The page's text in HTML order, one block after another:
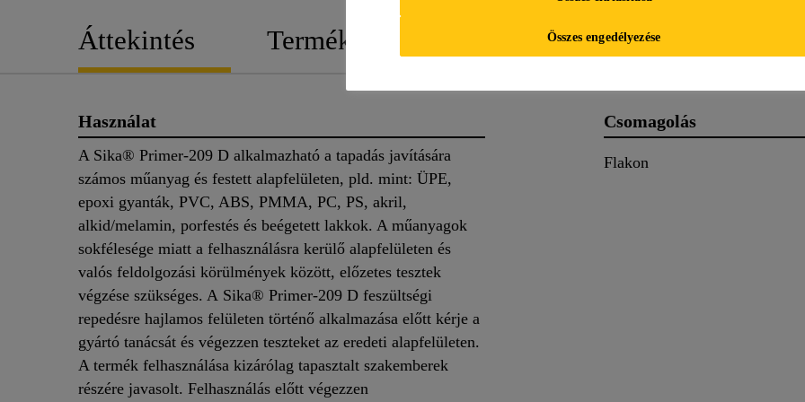
Áttekintés Termék részletei Alkalmazás
Használat
A Sika® Primer-209 D alkalmazható a tapadás javítására
számos műanyag és festett alapfelületen, pld. mint: ÜPE,
epoxi gyanták, PVC, ABS, PMMA, PC, PS, akril,
alkid/melamin, porfestés és beégetett lakkok. A műanyagok
sokfélesége miatt a felhasználásra kerülő alapfelületen és
valós feldolgozási körülmények között, előzetes tesztek
végzése szükséges. A Sika® Primer-209 D feszültségi
repedésre hajlamos felületen történő alkalmazása előtt kérje a
gyártó tanácsát és végezzen teszteket az eredeti alapfelületen.
A termék felhasználása kizárólag tapasztalt szakemberek
részére javasolt. Felhasználás előtt végezzen
Csomagolás
Flakon
Összes engedélyezése